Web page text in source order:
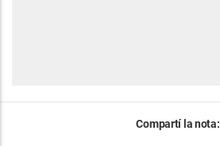
Compartí la nota: